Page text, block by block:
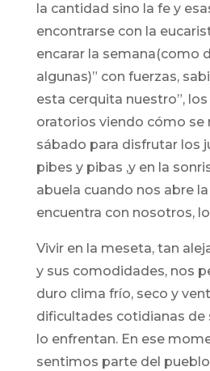
la cantidad sino la fe y
encontrarse con la
encarar la semana(como
algunas)” con fuerzas,
esta cerquita nuestro”,
oratorios viendo cómo se
sábado para disfrutar los
pibes y pibas ,y en la
abuela cuando nos abre
encuentra con nosotros,
Vivir en la meseta, tan
y sus comodidades, nos
duro clima frío, seco y
dificultades cotidianas de
lo enfrentan. En ese
sentimos parte del